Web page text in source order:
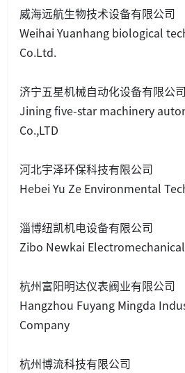
威海远航生物技术设备有限公司
Weihai Yuanhang biological
Co.Ltd.
济宁五星机械自动化设备有限公司
Jining five-star machinery
Co.,LTD
河北宇泽环保科技有限公司
Hebei Yu Ze Environmental
淄博纽凯机电设备有限公司
Zibo Newkai
杭州富阳明达仪表阀业有限公司
Hangzhou Fuyang Mingda
Company
杭州博流科技有限公司